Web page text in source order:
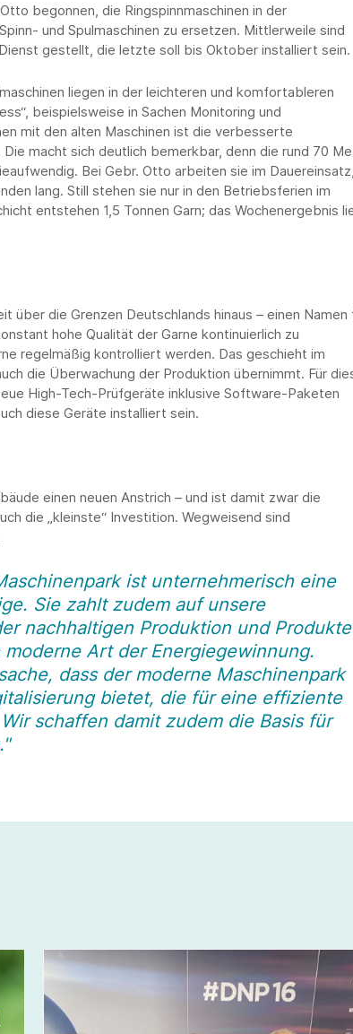
begonnen, die Ringspinnmaschinen in der
und Spulmaschinen zu ersetzen. Mittlerweile sind
gestellt, die letzte soll bis Oktober installiert sein.
liegen in der leichteren und komfortableren
beispielsweise in Sachen Monitoring und
mit den alten Maschinen ist die verbesserte
macht sich deutlich bemerkbar, denn die rund 70
Bei Gebr. Otto arbeiten sie im Dauereinsatz,
lang. Still stehen sie nur in den Betriebsferien im
entstehen 1,5 Tonnen Garn; das Wochenergebnis
über die Grenzen Deutschlands hinaus – einen Namen
hohe Qualität der Garne kontinuierlich zu
regelmäßig kontrolliert werden. Das geschieht im
die Überwachung der Produktion übernimmt. Für
High-Tech-Prüfgeräte inklusive Software-Paketen
diese Geräte installiert sein.
einen neuen Anstrich – und ist damit zwar die
die „kleinste“ Investition. Wegweisend sind
ist unternehmerisch eine
Sie zahlt zudem auf unsere
nachhaltigen Produktion und Produkte
Art der Energiegewinnung.
dass der moderne Maschinenpark
bietet, die für eine effiziente
schaffen damit zudem die Basis für